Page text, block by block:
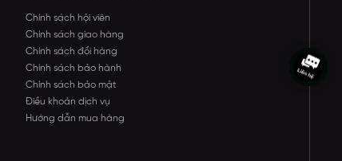
Chính sách hội viên
Chính sách giao hàng
Chính sách đổi hàng
Chính sách bảo hành
Chính sách bảo mật
Điều khoản dịch vụ
Hướng dẫn mua hàng